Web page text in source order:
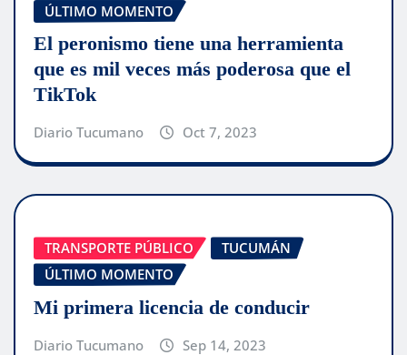
ÚLTIMO MOMENTO
El peronismo tiene una herramienta
que es mil veces más poderosa que el
TikTok
Diario Tucumano Oct 7, 2023
TRANSPORTE PÚBLICO
TUCUMÁN
ÚLTIMO MOMENTO
Mi primera licencia de conducir
Diario Tucumano Sep 14, 2023